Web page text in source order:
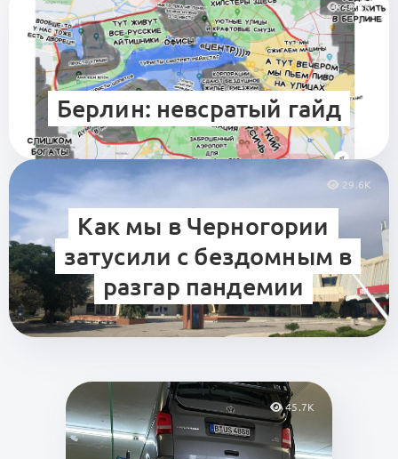
48.5K
Берлин: невсратый гайд
29.6K
Как мы в Черногории
затусили с бездомным в
разгар пандемии
45.7K